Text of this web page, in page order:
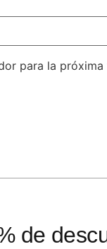
para la
de